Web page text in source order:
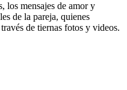
los mensajes de amor y
de la pareja, quienes
de tiernas fotos y videos.